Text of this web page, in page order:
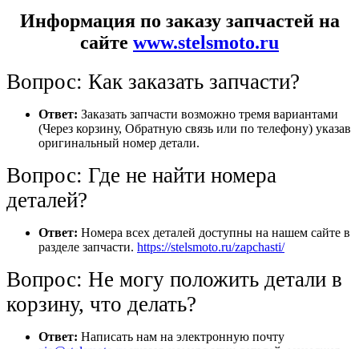
Информация по заказу запчастей на
сайте www.stelsmoto.ru
Вопрос: Как заказать запчасти?
Ответ: Заказать запчасти возможно тремя вариантами
(Через корзину, Обратную связь или по телефону) указав
оригинальный номер детали.
Вопрос: Где не найти номера
деталей?
Ответ: Номера всех деталей доступны на нашем сайте в
разделе запчасти. https://stelsmoto.ru/zapchasti/
Вопрос: Не могу положить детали в
корзину, что делать?
Ответ: Написать нам на электронную почту